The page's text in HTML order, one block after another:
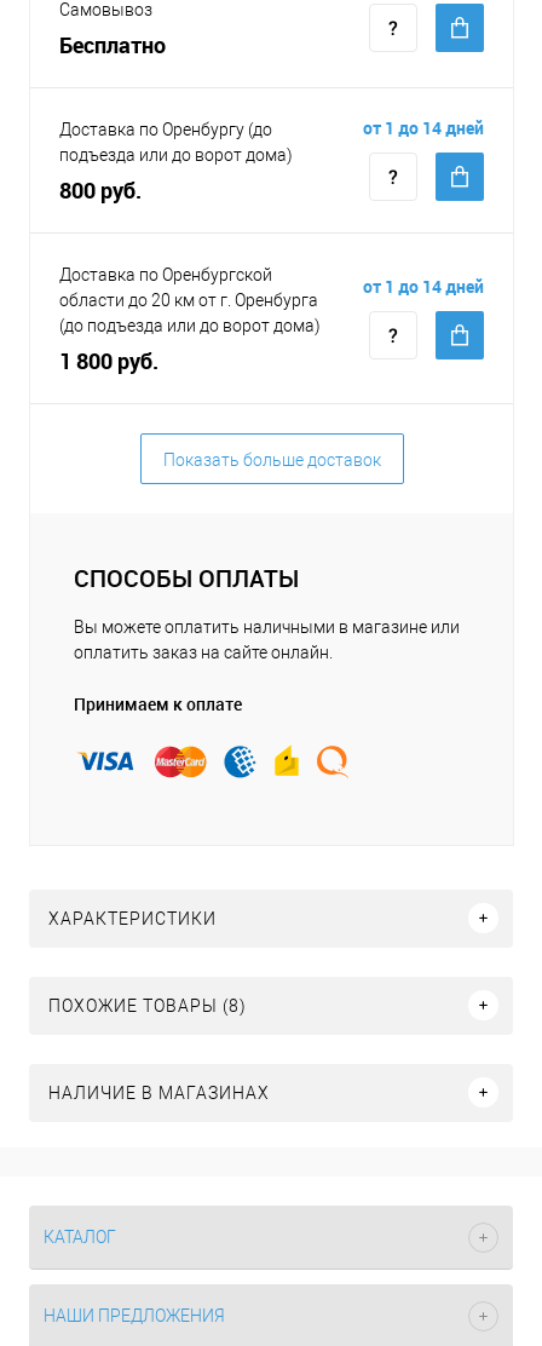
Самовывоз
Бесплатно
Доставка по Оренбургу (до
подъезда или до ворот дома)
800 руб.
от 1 до 14 дней
Доставка по Оренбургской
области до 20 км от г. Оренбурга
(до подъезда или до ворот дома)
1 800 руб.
от 1 до 14 дней
Показать больше доставок
СПОСОБЫ ОПЛАТЫ
Вы можете оплатить наличными в магазине или
оплатить заказ на сайте онлайн.
Принимаем к оплате
ХАРАКТЕРИСТИКИ
ПОХОЖИЕ ТОВАРЫ (8)
НАЛИЧИЕ В МАГАЗИНАХ
КАТАЛОГ
НАШИ ПРЕДЛОЖЕНИЯ